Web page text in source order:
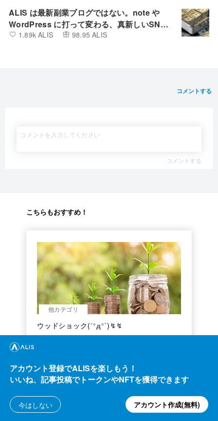
ALIS は最新副業ブログではない。note や
WordPress に打って変わる、真新しいSNS
とBlogの融合したプラットフォーム
1.89k ALIS 98.95 ALIS
コメントする
コメントする
こちらもおすすめ！
他カテゴリ
ウッドショック(´°д°`)↯↯
アカウント登録でALISを楽しもう！
いいね、記事投稿でトークンやNFTを獲得できます
今はしない アカウント作成(無料)